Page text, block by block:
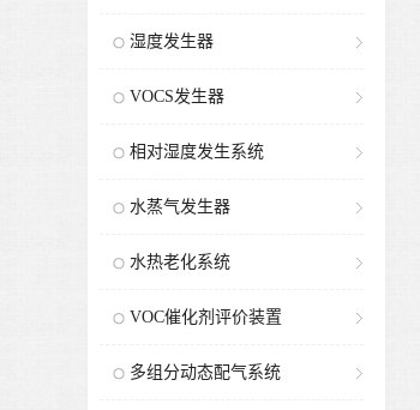
湿度发生器
VOCS发生器
相对湿度发生系统
水蒸气发生器
水热老化系统
VOC催化剂评价装置
多组分动态配气系统